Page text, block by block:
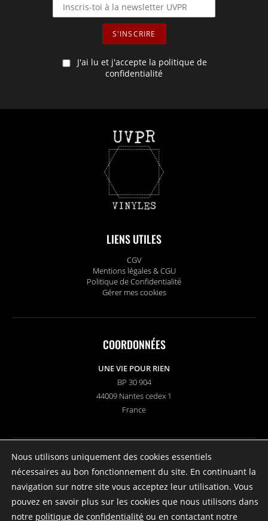
J'ai lu et j'accepte la politique de
confidentialité
LIENS UTILES
CGV
Mentions légales & CGU
Politique de Confidentialité
Gérer mes cookies
COORDONNÉES
UNE VIE POUR RIEN
BP 30 904
44009 Nantes cedex 1
France
SUIVEZ-NOUS
Nous utilisons uniquement des cookies essentiels
nécessaires au bon fonctionnement du site. En continuant la
navigation sur notre site vous acceptez leur utilisation. Vous
pouvez en savoir plus sur les cookies que nous utilisons dans
notre politique de confidentialité ou en contactant notre